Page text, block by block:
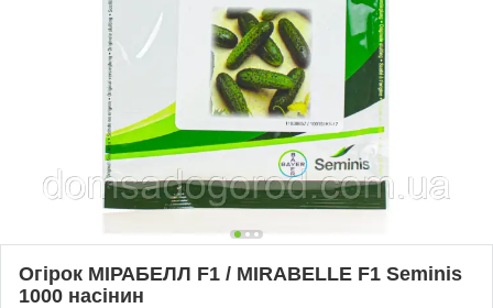
Огірок МІРАБЕЛЛ F1 / MIRABELLE F1 Seminis
1000 насінин